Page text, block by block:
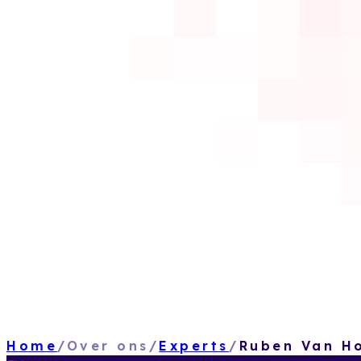
Home / Over ons / Experts / Ruben Van